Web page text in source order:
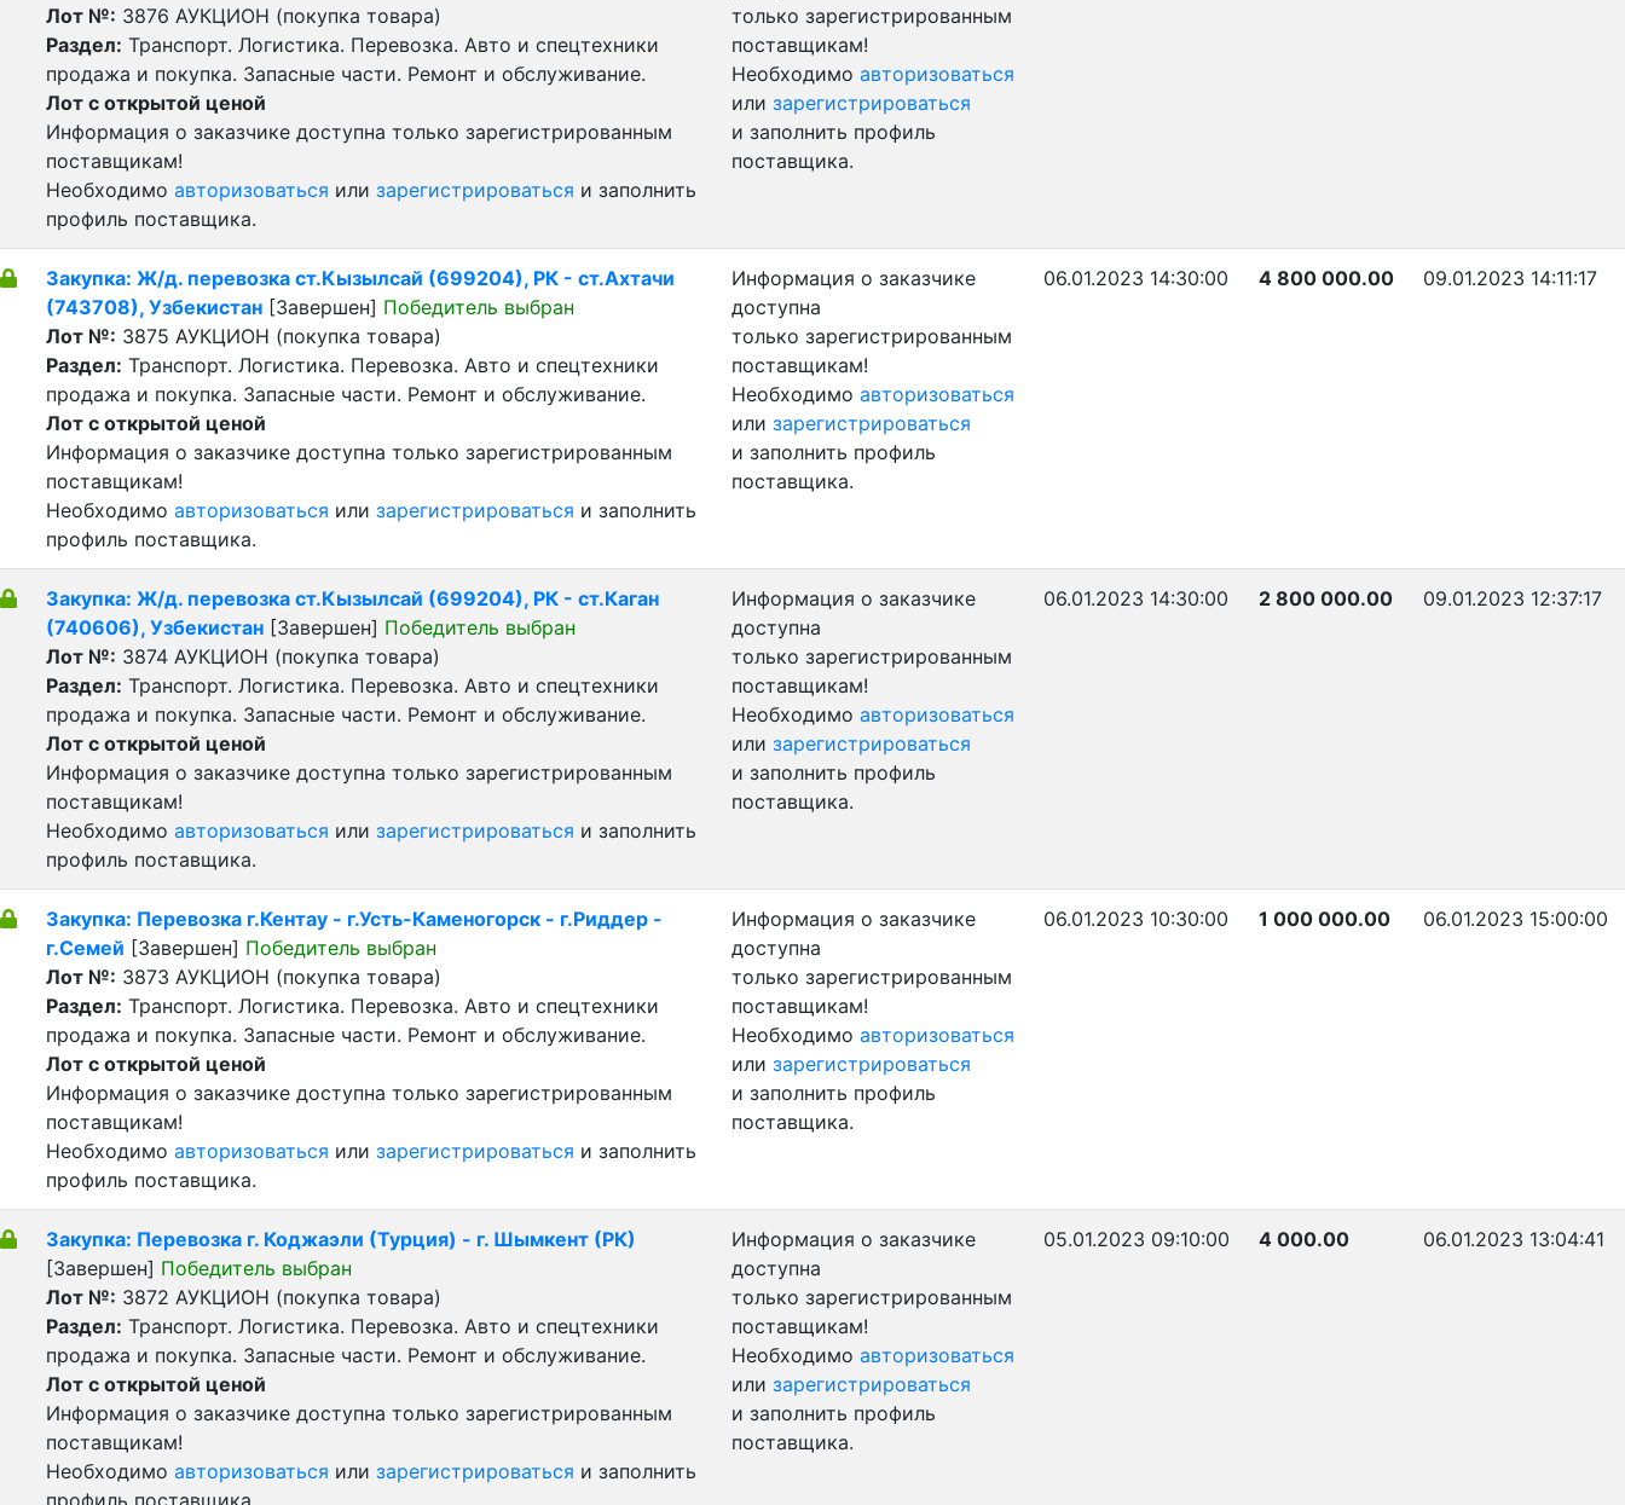
Лот №: 3876 АУКЦИОН (покупка товара)
Раздел: Транспорт. Логистика. Перевозка. Авто и спецтехники
продажа и покупка. Запасные части. Ремонт и обслуживание.
Лот с открытой ценой
Информация о заказчике доступна только зарегистрированным
поставщикам!
Необходимо авторизоваться или зарегистрироваться и заполнить
профиль поставщика.
только зарегистрированным
поставщикам!
Необходимо авторизоваться
или зарегистрироваться
и заполнить профиль
поставщика.
Закупка: Ж/д. перевозка ст.Кызылсай (699204), РК - ст.Ахтачи
(743708), Узбекистан [Завершен] Победитель выбран
Лот №: 3875 АУКЦИОН (покупка товара)
Раздел: Транспорт. Логистика. Перевозка. Авто и спецтехники
продажа и покупка. Запасные части. Ремонт и обслуживание.
Лот с открытой ценой
Информация о заказчике доступна только зарегистрированным
поставщикам!
Необходимо авторизоваться или зарегистрироваться и заполнить
профиль поставщика.
Информация о заказчике
доступна
только зарегистрированным
поставщикам!
Необходимо авторизоваться
или зарегистрироваться
и заполнить профиль
поставщика.
06.01.2023 14:30:00 4 800 000.00 09.01.2023 14:11:17
Закупка: Ж/д. перевозка ст.Кызылсай (699204), РК - ст.Каган
(740606), Узбекистан [Завершен] Победитель выбран
Лот №: 3874 АУКЦИОН (покупка товара)
Раздел: Транспорт. Логистика. Перевозка. Авто и спецтехники
продажа и покупка. Запасные части. Ремонт и обслуживание.
Лот с открытой ценой
Информация о заказчике доступна только зарегистрированным
поставщикам!
Необходимо авторизоваться или зарегистрироваться и заполнить
профиль поставщика.
Информация о заказчике
доступна
только зарегистрированным
поставщикам!
Необходимо авторизоваться
или зарегистрироваться
и заполнить профиль
поставщика.
06.01.2023 14:30:00 2 800 000.00 09.01.2023 12:37:17
Закупка: Перевозка г.Кентау - г.Усть-Каменогорск - г.Риддер -
г.Семей [Завершен] Победитель выбран
Лот №: 3873 АУКЦИОН (покупка товара)
Раздел: Транспорт. Логистика. Перевозка. Авто и спецтехники
продажа и покупка. Запасные части. Ремонт и обслуживание.
Лот с открытой ценой
Информация о заказчике доступна только зарегистрированным
поставщикам!
Необходимо авторизоваться или зарегистрироваться и заполнить
профиль поставщика.
Информация о заказчике
доступна
только зарегистрированным
поставщикам!
Необходимо авторизоваться
или зарегистрироваться
и заполнить профиль
поставщика.
06.01.2023 10:30:00 1 000 000.00 06.01.2023 15:00:00
Закупка: Перевозка г. Коджаэли (Турция) - г. Шымкент (РК)
[Завершен] Победитель выбран
Лот №: 3872 АУКЦИОН (покупка товара)
Раздел: Транспорт. Логистика. Перевозка. Авто и спецтехники
продажа и покупка. Запасные части. Ремонт и обслуживание.
Лот с открытой ценой
Информация о заказчике доступна только зарегистрированным
поставщикам!
Необходимо авторизоваться или зарегистрироваться и заполнить
профиль поставщика.
Информация о заказчике
доступна
только зарегистрированным
поставщикам!
Необходимо авторизоваться
или зарегистрироваться
и заполнить профиль
поставщика.
05.01.2023 09:10:00 4 000.00 06.01.2023 13:04:41